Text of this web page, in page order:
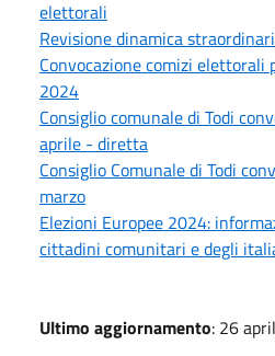
elettorali
Revisione dinamica
Convocazione comizi
2024
Consiglio comunale di Todi
aprile - diretta
Consiglio Comunale di Todi
marzo
Elezioni Europee 2024:
cittadini comunitari e degli
Ultimo aggiornamento: 26